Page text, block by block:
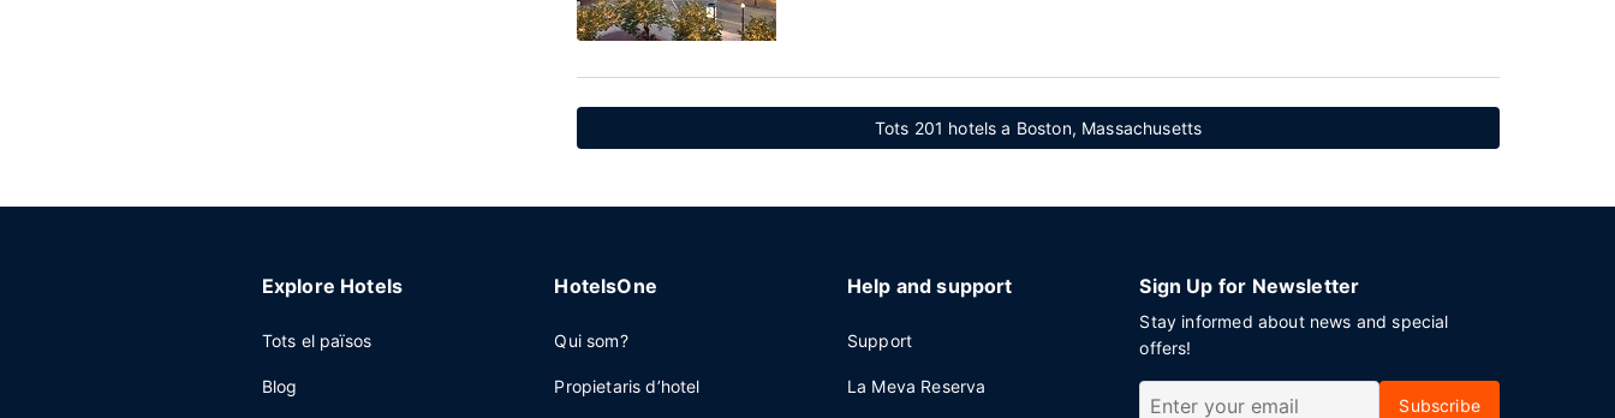
Tots 201 hotels a Boston, Massachusetts
Explore Hotels
Tots el països
Blog
HotelsOne
Qui som?
Propietaris d’hotel
Help and support
Support
La Meva Reserva
Sign Up for Newsletter
Stay informed about news and special
offers!
Subscribe